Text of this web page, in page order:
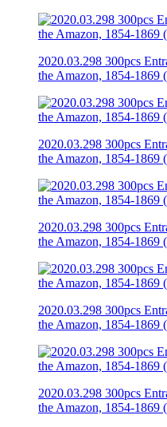
2020.03.298 300pcs
the Amazon, 1854-1869
2020.03.298 300pcs
the Amazon, 1854-1869
2020.03.298 300pcs
the Amazon, 1854-1869
2020.03.298 300pcs
the Amazon, 1854-1869
2020.03.298 300pcs
the Amazon, 1854-1869